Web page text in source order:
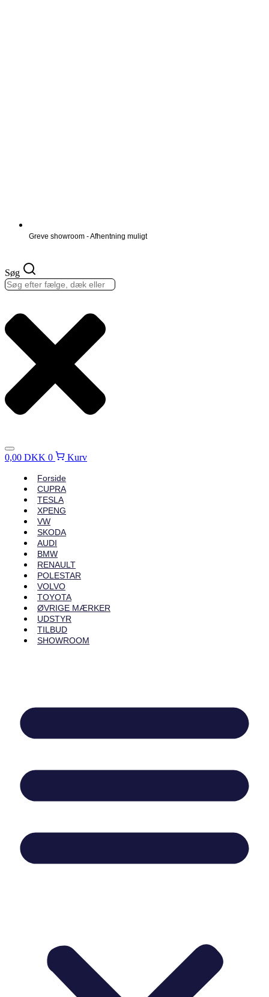
Greve showroom - Afhentning muligt
Søg
0,00 DKK 0 Kurv
Forside
CUPRA
TESLA
XPENG
VW
SKODA
AUDI
BMW
RENAULT
POLESTAR
VOLVO
TOYOTA
ØVRIGE MÆRKER
UDSTYR
TILBUD
SHOWROOM